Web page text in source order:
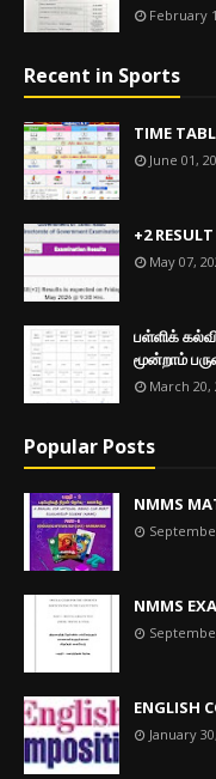
February
Recent in Sports
TIME
June 01,
+2
May 07,
பள்ளிக்
மூன்றாம்
March 20,
Popular Posts
NMMS
NMMS
ENGLISH
January